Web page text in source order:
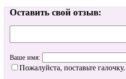
Оставить свой отзыв:
Ваше имя:
Пожалуйста, поставьте галочку.